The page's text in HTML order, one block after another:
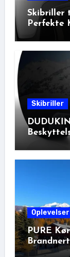
Skibriller
Perfekte
Skibriller
PURE